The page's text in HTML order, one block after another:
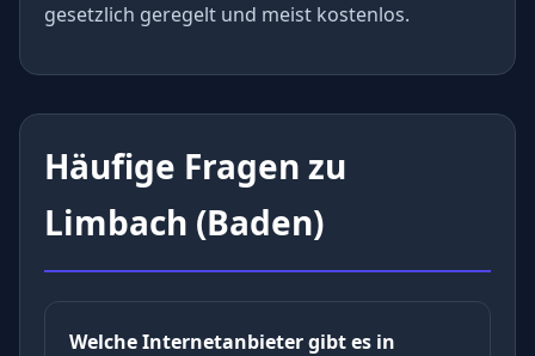
gesetzlich geregelt und meist kostenlos.
Häufige Fragen zu
Limbach (Baden)
Welche Internetanbieter gibt es in